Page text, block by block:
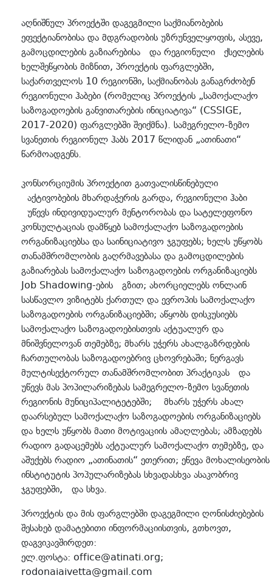
აღნიშნულ პროექტში დაგეგმილი საქმიანობების
ეფექტიანობისა და მდგრადობის უზრუნველყოფის, ასევე,
გამოცდილების გაზიარებისა და რეგიონული ქსელების
ხელშეწყობის მიზნით, პროექტის ფარგლებში,
საქართველოს 10 რეგიონში, საქმიანობას განაგრძობენ
რეგიონული ჰაბები (რომელიც პროექტის „სამოქალაქო
საზოგადოების განვითარების ინიციატივა“ (CSSIGE,
2017-2020) ფარგლებში შეიქმნა). სამეგრელო-ზემო
სვანეთის რეგიონულ ჰაბს 2017 წლიდან „ათინათი“
წარმოადგენს.
კონსორციუმის პროექტით გათვალისწინებული
აქტივობების მხარდაჭერის გარდა, რეგიონული ჰაბი
უწევს ინდივიდუალურ მენტორობას და სატელეფონო
კონსულტაციას დამწყებ სამოქალაქო საზოგადოების
ორგანიზაციებსა და საინიციატივო ჯგუფებს; ხელს უწყობს
თანამშრომლობის გაღრმავებასა და გამოცდილების
გაზიარებას სამოქალაქო საზოგადოების ორგანიზაციებს
Job Shadowing-ების გზით; ახორციელებს ონლაინ
სასწავლო ვიზიტებს ქართულ და ევროპის სამოქალაქო
საზოგადოების ორგანიზაციებში; აწყობს დისკუსიებს
სამოქალაქო საზოგადოებისთვის აქტუალურ და
მნიშვნელოვან თემებზე; მხარს უჭერს ახალგაზრდების
ჩართულობას საზოგადოებრივ ცხოვრებაში; ნერგავს
მულტისექტორულ თანამშრომლობით პრაქტიკას და
უწევს მას პოპილარიზებას სამეგრელო-ზემო სვანეთის
რეგიონის მუნიციპალიტეტებში; მხარს უჭერს ახალ
დაარსებულ სამოქალაქო საზოგადოების ორგანიზაციებს
და ხელს უწყობს მათი მოტივაციის ამაღლებას; ამზადებს
რადიო გადაცემებს აქტუალურ სამოქალაქო თემებზე, და
აშუქებს რადიო „ათინათის“ ეთერით; ეწევა მოხალისეობის
ინსტიტუტის პოპულარიზებას სხვადასხვა ასაკობრივ
ჯგუფებში, და სხვა.
პროექტის და მის ფარგლებში დაგეგმილი ღონისძიებების
შესახებ დამატებითი ინფორმაციისთვის, გთხოვთ,
დაგვიკავშირდეთ:
ელ.ფოსტა: office@atinati.org;
rodonaiaivetta@gmail.com